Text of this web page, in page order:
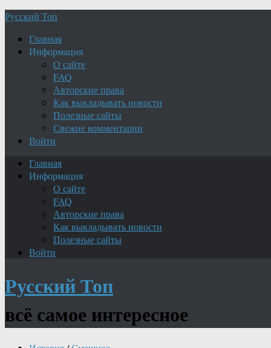
Русский Топ
Главная
Информация
О сайте
FAQ
Авторские права
Как выкладывать новости
Полезные сайты
Свежие комментарии
Войти
Главная
Информация
О сайте
FAQ
Авторские права
Как выкладывать новости
Полезные сайты
Войти
Русский Топ
всё самое интересное